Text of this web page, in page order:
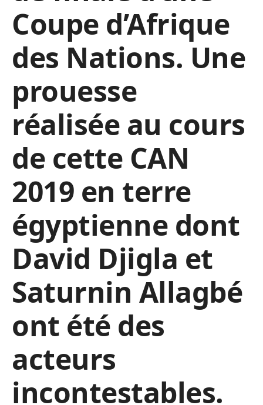
Coupe d’Afrique
des Nations. Une
prouesse
réalisée au cours
de cette CAN
2019 en terre
égyptienne dont
David Djigla et
Saturnin Allagbé
ont été des
acteurs
incontestables.